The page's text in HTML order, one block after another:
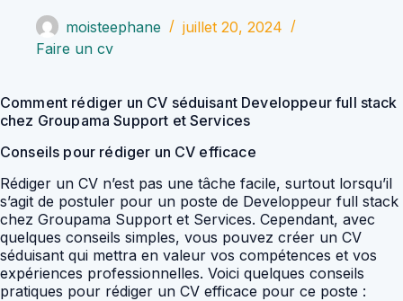
moisteephane
juillet 20, 2024
Faire un cv
Comment rédiger un CV séduisant Developpeur full stack
chez Groupama Support et Services
Conseils pour rédiger un CV efficace
Rédiger un CV n’est pas une tâche facile, surtout lorsqu’il
s’agit de postuler pour un poste de Developpeur full stack
chez Groupama Support et Services. Cependant, avec
quelques conseils simples, vous pouvez créer un CV
séduisant qui mettra en valeur vos compétences et vos
expériences professionnelles. Voici quelques conseils
pratiques pour rédiger un CV efficace pour ce poste :